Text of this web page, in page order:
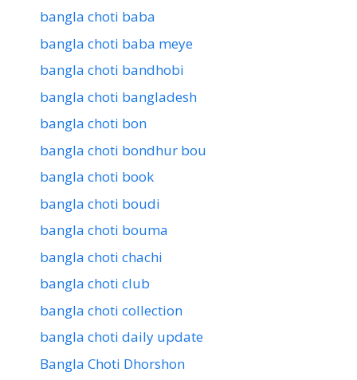
bangla choti baba
bangla choti baba meye
bangla choti bandhobi
bangla choti bangladesh
bangla choti bon
bangla choti bondhur bou
bangla choti book
bangla choti boudi
bangla choti bouma
bangla choti chachi
bangla choti club
bangla choti collection
bangla choti daily update
Bangla Choti Dhorshon